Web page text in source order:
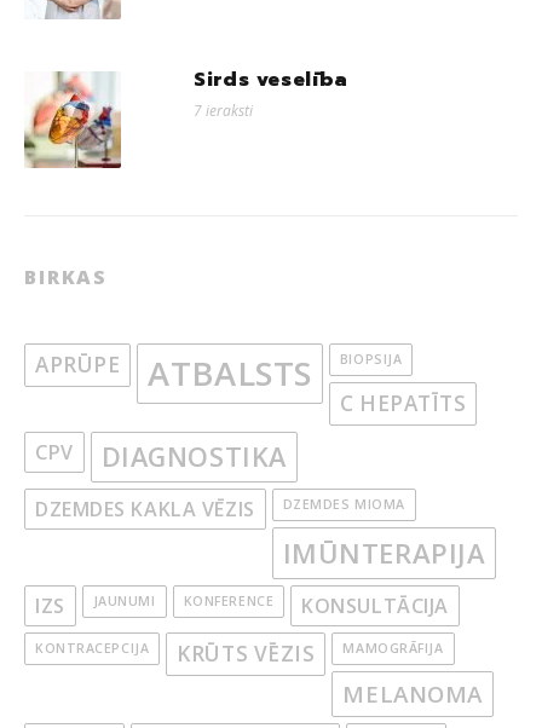
Sirds veselība
7 ieraksti
BIRKAS
APRŪPE ATBALSTS BIOPSIJA
C HEPATĪTS
CPV DIAGNOSTIKA
DZEMDES KAKLA VĒZIS DZEMDES MIOMA
IMŪNTERAPIJA
IZS JAUNUMI KONFERENCE KONSULTĀCIJA
KONTRACEPCIJA KRŪTS VĒZIS MAMOGRĀFIJA
MELANOMA